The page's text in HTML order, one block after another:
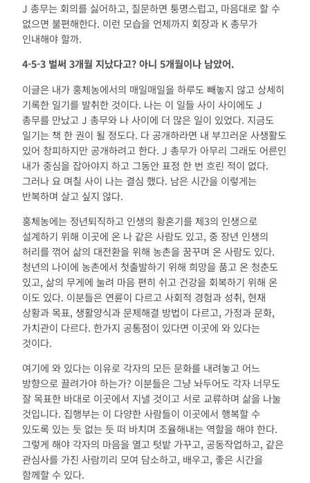
J 총무는 회의를 싫어하고, 질문하면 퉁명스럽고, 마음대로 할 수
없으면 불편해한다. 이런 모습을 언제까지 회장과 K 총무가
인내해야 할까.
4-5-3 벌써 3개월 지났다고?아니 5개월이나 남았어.
이글은 내가 홍체농에서의 매일매일을 하루도 빼놓지 않고 상세히
기록한 일기를 발취한 것이다. 나는 이 일들 사이 사이에도 J
총무를 만났고 J 총무와 나 사이에 더 많은 일이 있었다. 지금도
일기는 책 한 권이 될 정도다. 다 공개하라면 내 부끄러운 사생활도
있어 창피하지만 공개하려고 한다. J 총무가 아무리 그래도 어른인
내가 중심을 잡아야지 하고 그동안 표정 한 번 흐린 적이 없다.
그러나 요 며칠 사이 나는 결심 했다. 남은 시간을 이렇게는
반복하며 살고 싶지 않다.
홍체농에는 정년퇴직하고 인생의 황혼기를 제3의 인생으로
설계하기 위해 이곳에 온 나 같은 사람도 있고, 중 장년 인생의
허리를 꺾어 삶의 대전환을 위해 농촌을 꿈꾸며 온 사람도 있다.
청년의 나이에 농촌에서 첫출발하기 위해 희망을 품고 온 청춘도
있고, 삶의 무게에 눌려 마음 편히 쉬고 건강을 회복하기 위해 온
이도 있다. 이분들은 연륜이 다르고 사회적 경험과 성취, 현재
상황과 목표, 생활양식과 문제해결 방법이 다르고, 가정과 문화,
가치관이 다르다. 한가지 공통점이 있다면 이곳에 와 있다는
것이다.
여기에 와 있다는 이유로 각자의 모든 문화를 내려놓고 어느
방향으로 끌려가야 하는가? 이분들은 그냥 놔두어도 각자 너무도
잘 목표한 바대로 이곳에서 지낼 것이고 서로 교류하며 삶을 나눌
것입니다. 집행부는 이 다양한 사람들이 이곳에서 행복할 수
있도록 있는 듯 없는 듯 떠 바치며 조율해내는 역할을 해야 한다.
그렇게 해야 각자의 마음을 열고 텃밭 가꾸고, 공동작업하고, 같은
관심사를 가진 사람끼리 모여 담소하고, 배우고, 좋은 시간을
함께할 수 있다.